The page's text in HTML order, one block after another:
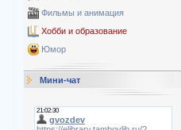
Фильмы и анимация
Хобби и образование
Юмор
Мини-чат